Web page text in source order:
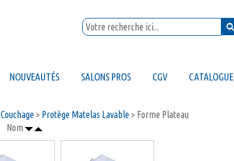
NOUVEAUTÉS SALONS PROS CGV CATALOGUE
Couchage> Protège Matelas Lavable> Forme Plateau
Nom